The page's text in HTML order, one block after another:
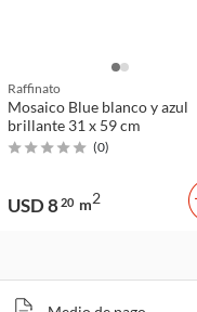
Raffinato
Mosaico Blue blanco y azul
brillante 31 x 59 cm
(0)
USD 820 m2